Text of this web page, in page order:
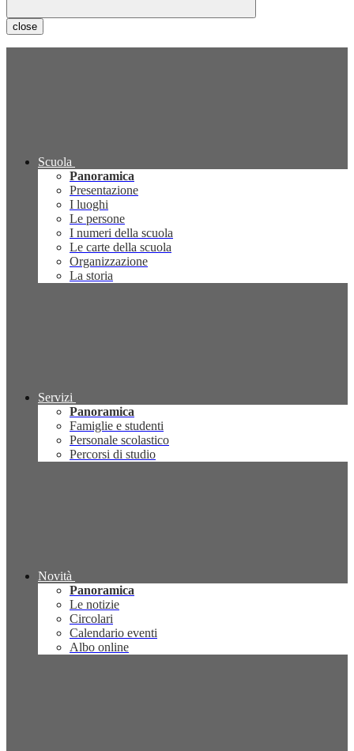
close
Scuola
Panoramica
Presentazione
I luoghi
Le persone
I numeri della scuola
Le carte della scuola
Organizzazione
La storia
Servizi
Panoramica
Famiglie e studenti
Personale scolastico
Percorsi di studio
Novità
Panoramica
Le notizie
Circolari
Calendario eventi
Albo online